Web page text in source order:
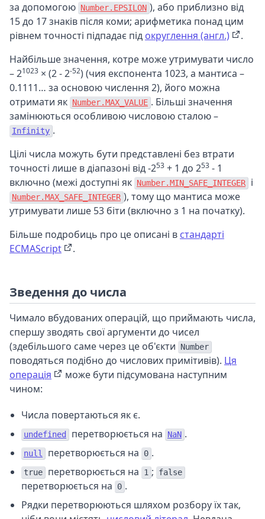
за допомогою Number.EPSILON ), або приблизно від
15 до 17 знаків після коми; арифметика понад цим
рівнем точності підпадає під округлення (англ.)
.
Найбільше значення, котре може утримувати число
– 21023 × (2 - 2-52) (чия експонента 1023, а мантиса –
0.1111… за основою числення 2), його можна
отримати як Number.MAX_VALUE . Більші значення
замінюються особливою числовою сталою –
Infinity .
Цілі числа можуть бути представлені без втрати
точності лише в діапазоні від -253 + 1 до 253 - 1
включно (межі доступні як Number.MIN_SAFE_INTEGER і
Number.MAX_SAFE_INTEGER ), тому що мантиса може
утримувати лише 53 біти (включно з 1 на початку).
Більше подробиць про це описані в стандарті
ECMAScript
.
Зведення до числа
Чимало вбудованих операцій, що приймають числа,
спершу зводять свої аргументи до чисел
(здебільшого саме через це об'єкти
Number
поводяться подібно до числових примітивів). Ця
операція
може бути підсумована наступним
чином:
Числа повертаються як є.
undefined перетворюється на NaN .
null перетворюється на 0 .
true перетворюється на 1 ; false
перетворюється на 0 .
Рядки перетворюються шляхом розбору їх так,